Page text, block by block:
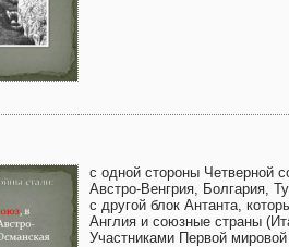
с одной стороны Четверной
Австро-Венгрия, Болгария,
с другой блок Антанта,
Англия и союзные страны
Участниками Первой